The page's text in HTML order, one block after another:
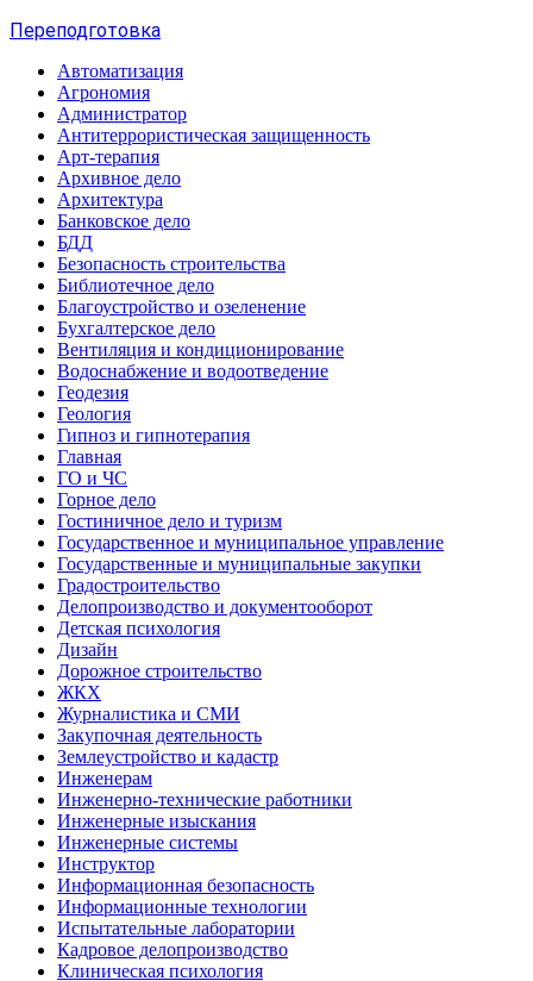
Переподготовка
Автоматизация
Агрономия
Администратор
Антитеррористическая защищенность
Арт-терапия
Архивное дело
Архитектура
Банковское дело
БДД
Безопасность строительства
Библиотечное дело
Благоустройство и озеленение
Бухгалтерское дело
Вентиляция и кондиционирование
Водоснабжение и водоотведение
Геодезия
Геология
Гипноз и гипнотерапия
Главная
ГО и ЧС
Горное дело
Гостиничное дело и туризм
Государственное и муниципальное управление
Государственные и муниципальные закупки
Градостроительство
Делопроизводство и документооборот
Детская психология
Дизайн
Дорожное строительство
ЖКХ
Журналистика и СМИ
Закупочная деятельность
Землеустройство и кадастр
Инженерам
Инженерно-технические работники
Инженерные изыскания
Инженерные системы
Инструктор
Информационная безопасность
Информационные технологии
Испытательные лаборатории
Кадровое делопроизводство
Клиническая психология